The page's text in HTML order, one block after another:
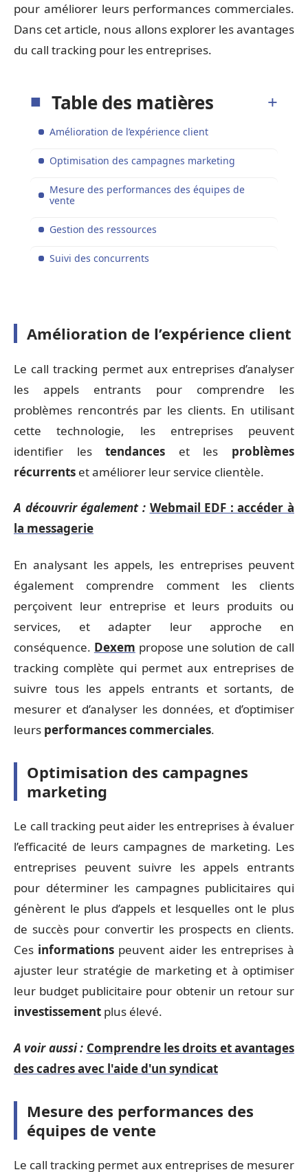
pour améliorer leurs performances commerciales.
Dans cet article, nous allons explorer les avantages
du call tracking pour les entreprises.
Table des matières
Amélioration de l’expérience client
Optimisation des campagnes marketing
Mesure des performances des équipes de
vente
Gestion des ressources
Suivi des concurrents
Amélioration de l’expérience client
Le call tracking permet aux entreprises d’analyser
les appels entrants pour comprendre les
problèmes rencontrés par les clients. En utilisant
cette technologie, les entreprises peuvent
identifier lestendances et les problèmes
récurrents et améliorer leur service clientèle.
A découvrir également : Webmail EDF : accéder à
la messagerie
En analysant les appels, les entreprises peuvent
également comprendre comment les clients
perçoivent leur entreprise et leurs produits ou
services, et adapter leur approche en
conséquence. Dexem propose une solution de call
tracking complète qui permet aux entreprises de
suivre tous les appels entrants et sortants, de
mesurer et d’analyser les données, et d’optimiser
leurs performances commerciales.
Optimisation des campagnes
marketing
Le call tracking peut aider les entreprises à évaluer
l’efficacité de leurs campagnes de marketing. Les
entreprises peuvent suivre les appels entrants
pour déterminer les campagnes publicitaires qui
génèrent le plus d’appels et lesquelles ont le plus
de succès pour convertir les prospects en clients.
Ces informations peuvent aider les entreprises à
ajuster leur stratégie de marketing et à optimiser
leur budget publicitaire pour obtenir un retour sur
investissement plus élevé.
A voir aussi : Comprendre les droits et avantages
des cadres avec l'aide d'un syndicat
Mesure des performances des
équipes de vente
Le call tracking permet aux entreprises de mesurer